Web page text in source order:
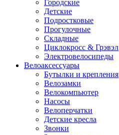
Городские
Детские
Подростковые
Прогулочные
Складные
Циклокросс & Грэвэл
Электровелосипеды
Велоаксессуары
Бутылки и крепления
Велозамки
Велокомпьютер
Насосы
Велоперчатки
Детские кресла
Звонки